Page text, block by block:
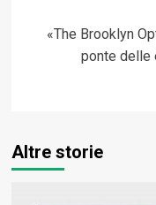
«The Brooklyn
ponte delle
Altre storie